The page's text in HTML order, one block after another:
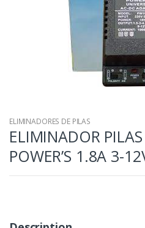
ELIMINADORES DE PILAS
ELIMINADOR
POWER’S 1.8A 3-